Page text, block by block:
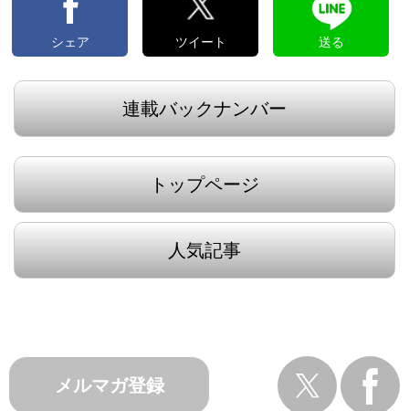
シェア ツイート 送る
連載バックナンバー
トップページ
人気記事
メルマガ登録